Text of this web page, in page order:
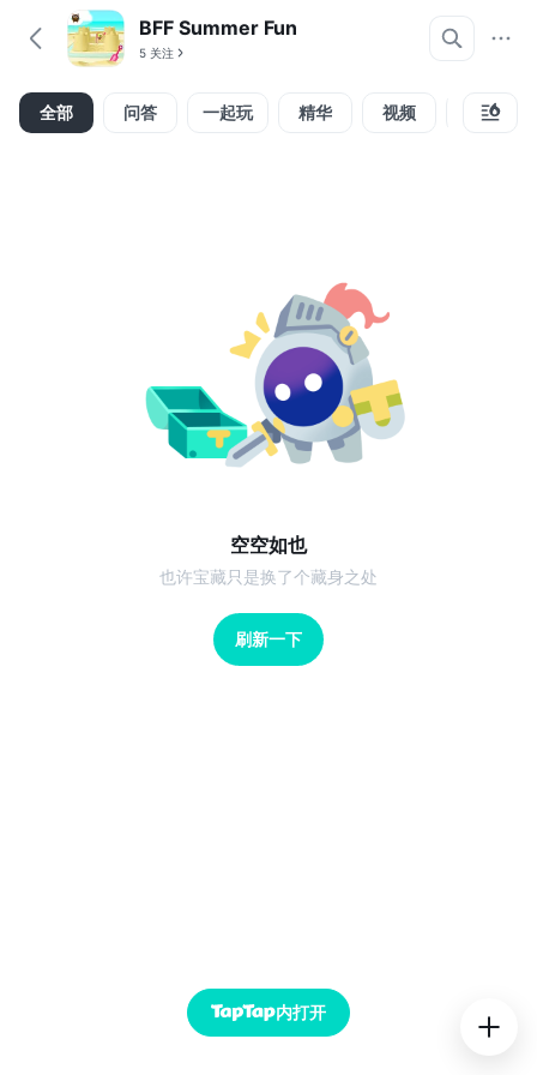
BFF Summer Fun
5 关注
全部 问答 一起玩 精华 视频 攻略
空空如也
也许宝藏只是换了个藏身之处
刷新一下
内打开